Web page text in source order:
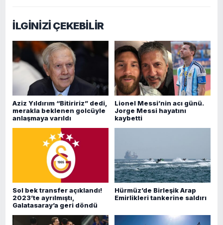
İLGİNİZİ ÇEKEBİLİR
Aziz Yıldırım “Bitiririz” dedi,
merakla beklenen golcüyle
anlaşmaya varıldı
Lionel Messi’nin acı günü.
Jorge Messi hayatını
kaybetti
Sol bek transfer açıklandı!
2023’te ayrılmıştı,
Galatasaray’a geri döndü
Hürmüz’de Birleşik Arap
Emirlikleri tankerine saldırı